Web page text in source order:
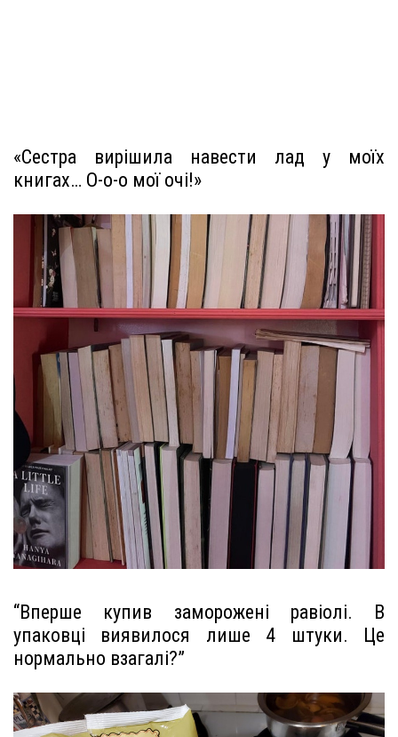
«Сестра вирішила навести лад у моїх
книгах… О-о-о мої очі!»
“Вперше купив заморожені равіолі. В
упаковці виявилося лише 4 штуки. Це
нормально взагалі?”